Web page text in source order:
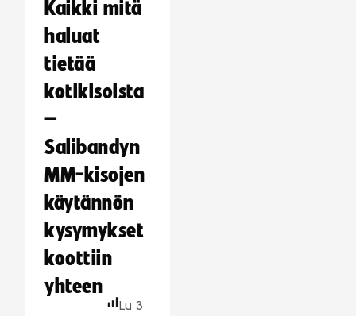
Kaikki mitä
haluat
tietää
kotikisoista
–
Salibandyn
MM-kisojen
käytännön
kysymykset
koottiin
yhteen
Lu 3